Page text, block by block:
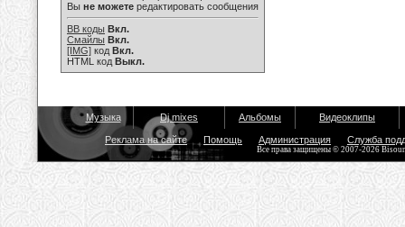
Вы не можете редактировать сообщения
BB коды Вкл.
Смайлы Вкл.
[IMG] код Вкл.
HTML код Выкл.
Музыка Dj mixes Альбомы Видеоклипы
Реклама на сайте Помощь Администрация Служба
Все права защищены © 2007-2026